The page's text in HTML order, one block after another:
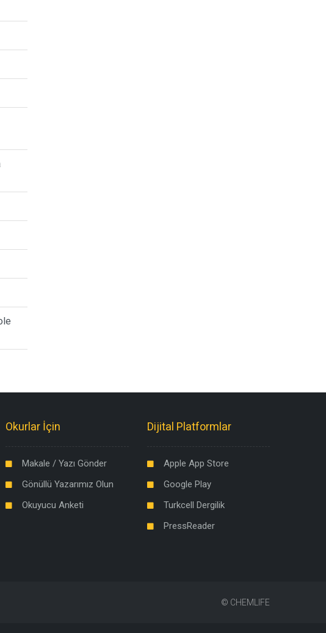
Okurlar İçin
Makale / Yazı Gönder
Gönüllü Yazarımız Olun
Okuyucu Anketi
Dijital Platformlar
Apple App Store
Google Play
Turkcell Dergilik
PressReader
© CHEMLIFE